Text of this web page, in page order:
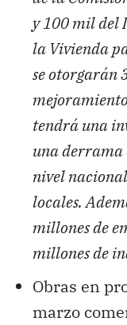
y 100 mil del
la Vivienda
se otorgarán
tendrá una
una derrama
nivel
locales.
millones de
millones de
Obras en
marzo